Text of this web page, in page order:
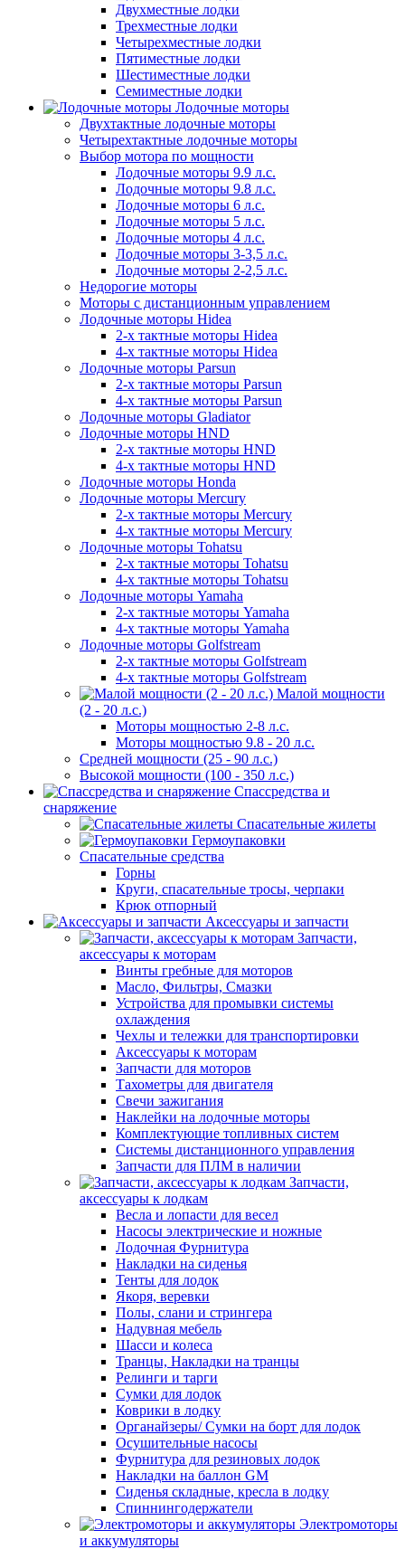
Двухместные лодки
Трехместные лодки
Четырехместные лодки
Пятиместные лодки
Шестиместные лодки
Семиместные лодки
Лодочные моторы
Двухтактные лодочные моторы
Четырехтактные лодочные моторы
Выбор мотора по мощности
Лодочные моторы 9.9 л.с.
Лодочные моторы 9.8 л.с.
Лодочные моторы 6 л.с.
Лодочные моторы 5 л.с.
Лодочные моторы 4 л.с.
Лодочные моторы 3-3,5 л.с.
Лодочные моторы 2-2,5 л.с.
Недорогие моторы
Моторы с дистанционным управлением
Лодочные моторы Hidea
2-х тактные моторы Hidea
4-х тактные моторы Hidea
Лодочные моторы Parsun
2-х тактные моторы Parsun
4-х тактные моторы Parsun
Лодочные моторы Gladiator
Лодочные моторы HND
2-х тактные моторы HND
4-х тактные моторы HND
Лодочные моторы Honda
Лодочные моторы Mercury
2-х тактные моторы Mercury
4-х тактные моторы Mercury
Лодочные моторы Tohatsu
2-х тактные моторы Tohatsu
4-х тактные моторы Tohatsu
Лодочные моторы Yamaha
2-х тактные моторы Yamaha
4-х тактные моторы Yamaha
Лодочные моторы Golfstream
2-х тактные моторы Golfstream
4-х тактные моторы Golfstream
Малой мощности
(2 - 20 л.с.)
Моторы мощностью 2-8 л.с.
Моторы мощностью 9.8 - 20 л.с.
Средней мощности (25 - 90 л.с.)
Высокой мощности (100 - 350 л.с.)
Спассредства и
снаряжение
Спасательные жилеты
Гермоупаковки
Спасательные средства
Горны
Круги, спасательные тросы, черпаки
Крюк отпорный
Аксессуары и запчасти
Запчасти,
аксессуары к моторам
Винты гребные для моторов
Масло, Фильтры, Смазки
Устройства для промывки системы
охлаждения
Чехлы и тележки для транспортировки
Аксессуары к моторам
Запчасти для моторов
Тахометры для двигателя
Свечи зажигания
Наклейки на лодочные моторы
Комплектующие топливных систем
Системы дистанционного управления
Запчасти для ПЛМ в наличии
Запчасти,
аксессуары к лодкам
Весла и лопасти для весел
Насосы электрические и ножные
Лодочная Фурнитура
Накладки на сиденья
Тенты для лодок
Якоря, веревки
Полы, слани и стрингера
Надувная мебель
Шасси и колеса
Транцы, Накладки на транцы
Релинги и тарги
Сумки для лодок
Коврики в лодку
Органайзеры/ Сумки на борт для лодок
Осушительные насосы
Фурнитура для резиновых лодок
Накладки на баллон GM
Сиденья складные, кресла в лодку
Спиннингодержатели
Электромоторы
и аккумуляторы